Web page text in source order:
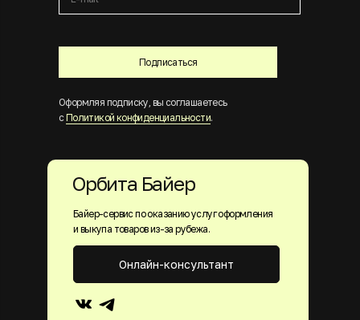
Подписаться
Оформляя подписку, вы соглашаетесь
с Политикой конфиденциальности.
Байер-сервис по оказанию услуг оформления
и выкупа товаров из-за рубежа.
Онлайн-консультант
Орбита Байер